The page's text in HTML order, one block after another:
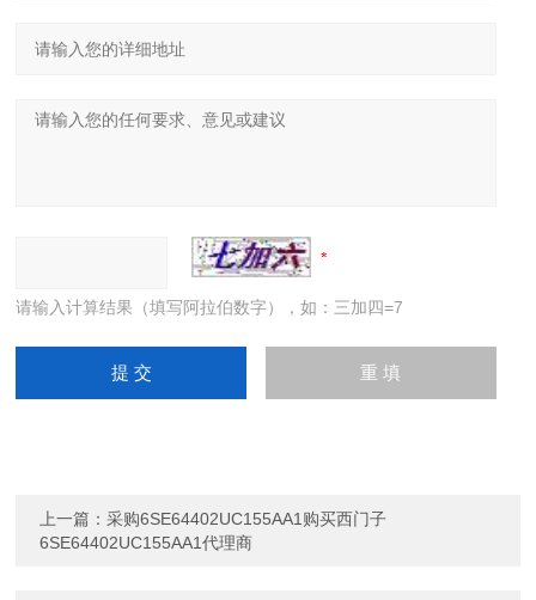
请输入计算结果（填写阿拉伯数字），如：三加四=7
上一篇：采购6SE64402UC155AA1购买西门子
6SE64402UC155AA1代理商